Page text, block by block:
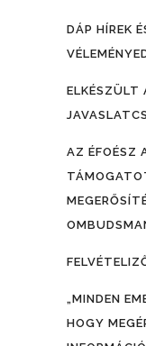
DÁP HÍREK
ELKÉSZÜLT
AZ ÉFOÉSZ
„MINDEN
HOGY